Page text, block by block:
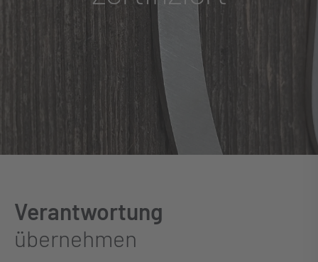
Verantwortung
übernehmen